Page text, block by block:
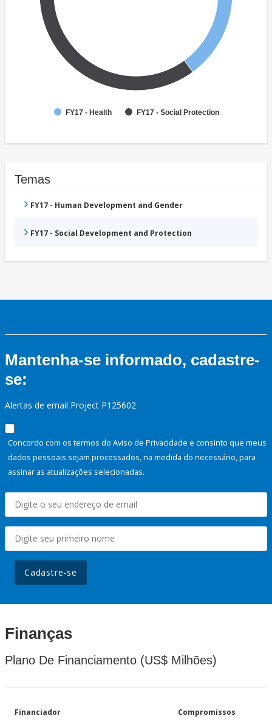
FY17 - Health FY17 - Social Protection
Temas
FY17 - Human Development and Gender
FY17 - Social Development and Protection
Mantenha-se informado, cadastre-
se:
Alertas de email Project P125602
Concordo com os termos do Aviso de Privacidade e consinto que meus
dados pessoais sejam processados, na medida do necessário, para
assinar as atualizações selecionadas.
Cadastre-se
Finanças
Plano De Financiamento (US$ Milhões)
Financiador Compromissos